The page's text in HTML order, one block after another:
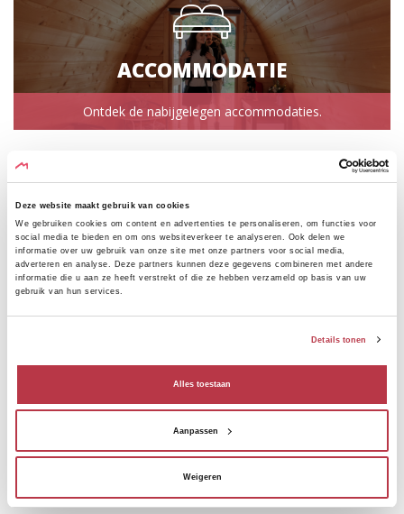
Deze website maakt gebruik van cookies
We gebruiken cookies om content en advertenties te personaliseren, om functies voor
social media te bieden en om ons websiteverkeer te analyseren. Ook delen we
informatie over uw gebruik van onze site met onze partners voor social media,
adverteren en analyse. Deze partners kunnen deze gegevens combineren met andere
informatie die u aan ze heeft verstrekt of die ze hebben verzameld op basis van uw
gebruik van hun services.
Details tonen
Alles toestaan
Aanpassen
Weigeren
ACCOMMODATIE
Ontdek de nabijgelegen accommodaties.
RESTAURANTS
Culinaire hoogstandjes in de omgeving.
ATTRACTIES
Toeristische bezienswaardigheden in de omgeving.